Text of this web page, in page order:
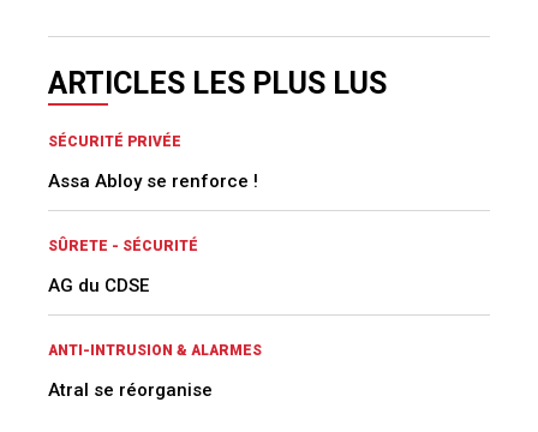
ARTICLES LES PLUS LUS
SÉCURITÉ PRIVÉE
Assa Abloy se renforce !
SÛRETE - SÉCURITÉ
AG du CDSE
ANTI-INTRUSION & ALARMES
Atral se réorganise